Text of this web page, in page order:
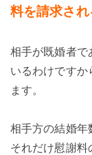
料を請求され
相手が既婚者で
いるわけですか
ます。
相手方の結婚年
それだけ慰謝料